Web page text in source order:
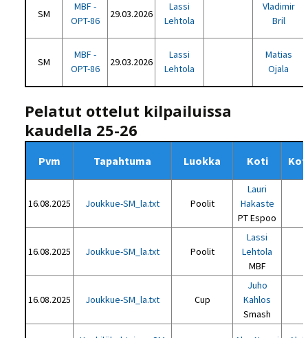
SM
MBF -
OPT-86
29.03.2026
Lassi
Lehtola
Vladimir
Bril
SM
MBF -
OPT-86
29.03.2026
Lassi
Lehtola
Matias
Ojala
Pelatut ottelut kilpailuissa
kaudella 25-26
Pvm Tapahtuma Luokka Koti
16.08.2025 Joukkue-SM_la.txt Poolit
Lauri
Hakaste
PT Espoo
16.08.2025 Joukkue-SM_la.txt Poolit
Lassi
Lehtola
MBF
16.08.2025 Joukkue-SM_la.txt Cup
Juho
Kahlos
Smash